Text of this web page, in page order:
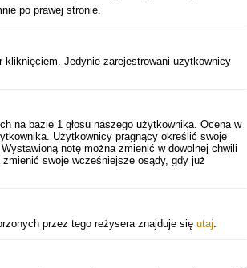
po prawej stronie.
kliknięciem. Jedynie zarejestrowani użytkownicy
na bazie 1 głosu naszego użytkownika. Ocena w
Użytkownicy pragnący określić swoje
notę można zmienić w dowolnej chwili
swoje wcześniejsze osądy, gdy już
przez tego reżysera znajduje się utaj.